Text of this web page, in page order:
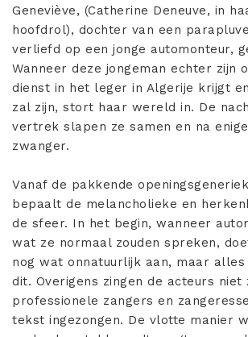
Geneviève, (Catherine Deneuve, in
hoofdrol), dochter van een
verliefd op een jonge automonteur,
Wanneer deze jongeman echter zijn
dienst in het leger in Algerije krijgt
zal zijn, stort haar wereld in. De
vertrek slapen ze samen en na
zwanger.
Vanaf de pakkende
bepaalt de melancholieke en
de sfeer. In het begin, wanneer
wat ze normaal zouden spreken,
nog wat onnatuurlijk aan, maar
dit. Overigens zingen de acteurs niet
professionele zangers en
tekst ingezongen. De vlotte manier